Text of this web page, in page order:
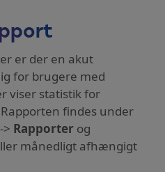
er der en akut
for brugere med
viser statistik for
findes under
-> Rapporter og
månedligt afhængigt